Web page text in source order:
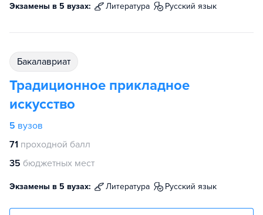
Экзамены в 5 вузах: литература русский язык
бакалавриат
Традиционное прикладное
искусство
5 вузов
71 проходной балл
35 бюджетных мест
Экзамены в 5 вузах: литература русский язык